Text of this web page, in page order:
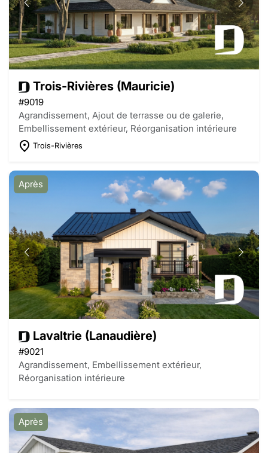
Trois-Rivières (Mauricie)
#9019
Agrandissement, Ajout de terrasse ou de galerie,
Embellissement extérieur, Réorganisation intérieure
Trois-Rivières
Après
Lavaltrie (Lanaudière)
#9021
Agrandissement, Embellissement extérieur,
Réorganisation intérieure
Après